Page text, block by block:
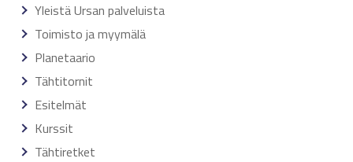
Yleistä Ursan palveluista
Toimisto ja myymälä
Planetaario
Tähtitornit
Esitelmät
Kurssit
Tähtiretket